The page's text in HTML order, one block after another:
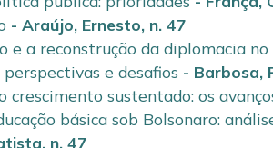
-Araújo, Ernesto, n. 47
e a reconstrução da diplomacia
e desafios - Barbosa,
crescimento sustentado: os
básica sob Bolsonaro:
, n. 47